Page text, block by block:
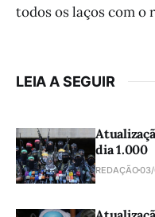
todos os laços com o
LEIA A SEGUIR
dia 1.000
REDAÇÃO